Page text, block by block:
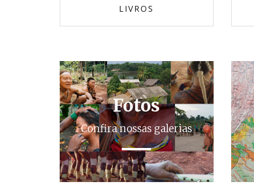
LIVROS
Fotos
Confira nossas galerias